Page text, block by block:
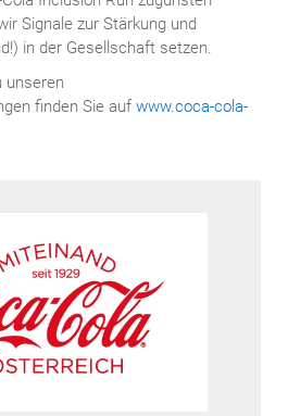
Signale zur Stärkung und
in der Gesellschaft setzen.
unseren
finden Sie auf www.coca-cola-